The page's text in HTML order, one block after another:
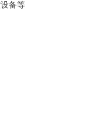
备等